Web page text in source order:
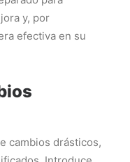
y, por
efectiva en su
cambios drásticos,